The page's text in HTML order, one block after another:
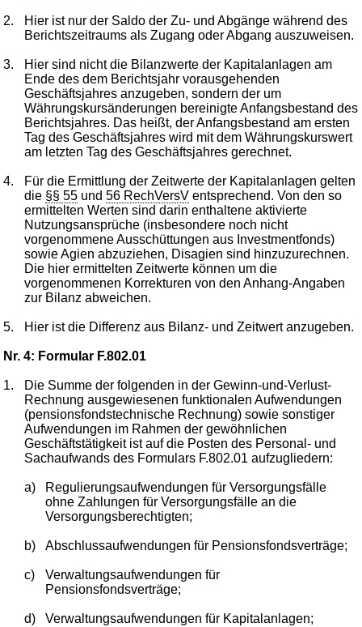
2.
Hier ist nur der Saldo der Zu- und Abgänge während des
Berichtszeitraums als Zugang oder Abgang auszuweisen.
3.
Hier sind nicht die Bilanzwerte der Kapitalanlagen am
Ende des dem Berichtsjahr vorausgehenden
Geschäftsjahres anzugeben, sondern der um
Währungskursänderungen bereinigte Anfangsbestand des
Berichtsjahres. Das heißt, der Anfangsbestand am ersten
Tag des Geschäftsjahres wird mit dem Währungskurswert
am letzten Tag des Geschäftsjahres gerechnet.
4.
Für die Ermittlung der Zeitwerte der Kapitalanlagen gelten
die §§ 55 und56 RechVersV entsprechend. Von den so
ermittelten Werten sind darin enthaltene aktivierte
Nutzungsansprüche (insbesondere noch nicht
vorgenommene Ausschüttungen aus Investmentfonds)
sowie Agien abzuziehen, Disagien sind hinzuzurechnen.
Die hier ermittelten Zeitwerte können um die
vorgenommenen Korrekturen von den Anhang-Angaben
zur Bilanz abweichen.
5. Hier ist die Differenz aus Bilanz- und Zeitwert anzugeben.
Nr. 4: Formular F.802.01
1.
Die Summe der folgenden in der Gewinn-und-Verlust-
Rechnung ausgewiesenen funktionalen Aufwendungen
(pensionsfondstechnische Rechnung) sowie sonstiger
Aufwendungen im Rahmen der gewöhnlichen
Geschäftstätigkeit ist auf die Posten des Personal- und
Sachaufwands des Formulars F.802.01 aufzugliedern:
a)
Regulierungsaufwendungen für Versorgungsfälle
ohne Zahlungen für Versorgungsfälle an die
Versorgungsberechtigten;
b) Abschlussaufwendungen für Pensionsfondsverträge;
c)
Verwaltungsaufwendungen für
Pensionsfondsverträge;
d) Verwaltungsaufwendungen für Kapitalanlagen;